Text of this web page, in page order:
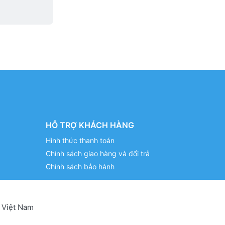
HỖ TRỢ KHÁCH HÀNG
Hình thức thanh toán
Chính sách giao hàng và đổi trả
Chính sách bảo hành
Nam